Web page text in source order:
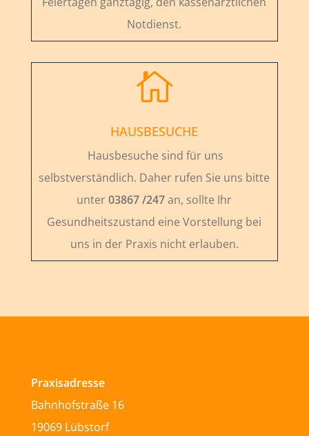
Notdienst.

HAUSBESUCHE
Hausbesuche sind für uns
selbstverständlich. Daher rufen Sie uns bitte
unter03867 /247an, sollte Ihr
Gesundheitszustand eine Vorstellung bei
uns in der Praxis nicht erlauben.
Praxisadresse
Bahnhofstraße 16
19069 Lübstorf